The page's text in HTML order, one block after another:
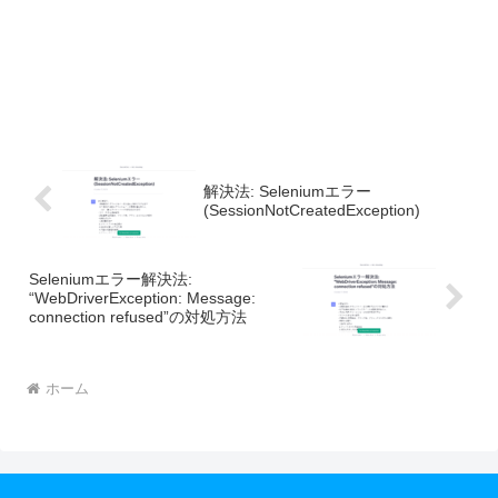
解決法: Seleniumエラー
(SessionNotCreatedException)
Seleniumエラー解決法:
“WebDriverException: Message:
connection refused”の対処方法
ホーム